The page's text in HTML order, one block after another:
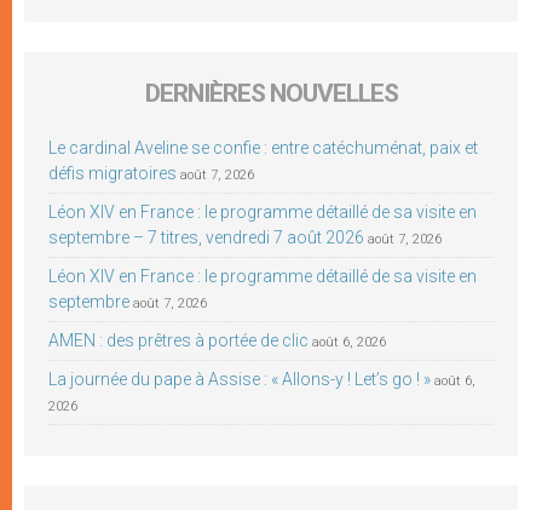
DERNIÈRES NOUVELLES
Le cardinal Aveline se confie : entre catéchuménat, paix et
défis migratoires août 7, 2026
Léon XIV en France : le programme détaillé de sa visite en
septembre – 7 titres, vendredi 7 août 2026 août 7, 2026
Léon XIV en France : le programme détaillé de sa visite en
septembre août 7, 2026
AMEN : des prêtres à portée de clic août 6, 2026
La journée du pape à Assise : « Allons-y ! Let’s go ! » août 6,
2026